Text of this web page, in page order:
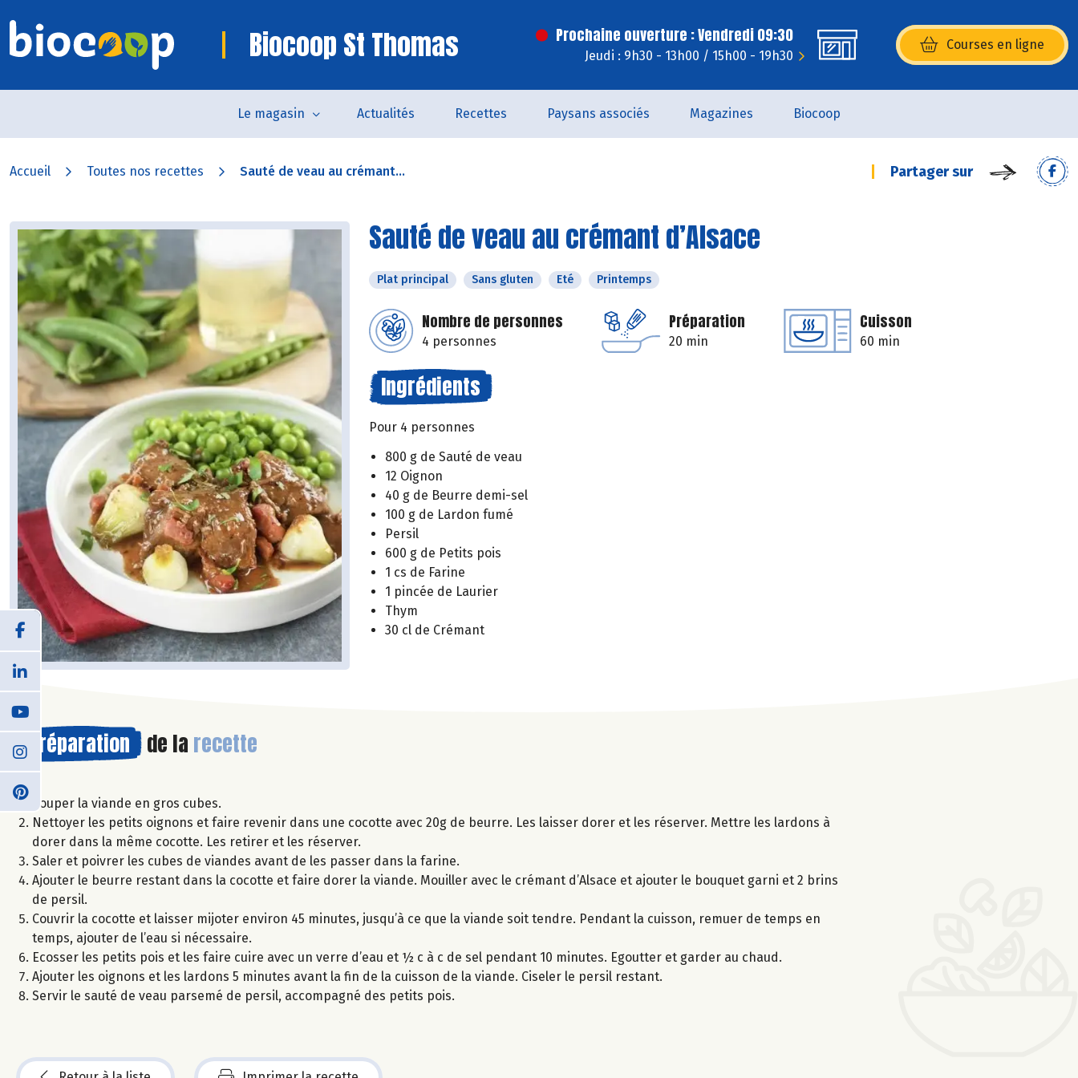
Biocoop St Thomas Prochaine ouverture : Vendredi 09:30
Jeudi : 9h30 - 13h00 / 15h00 - 19h30
Courses en ligne
(s’ouvre dans une nouvelle
Le magasin Actualités Recettes Paysans associés Magazines Biocoop
Accueil Toutes nos recettes Sauté de veau au crémant... Partager sur
Sauté de veau au crémant d’Alsace
Plat principal Sans gluten Eté Printemps
Nombre de personnes
4 personnes
Préparation
20 min
Cuisson
60 min
Ingrédients
Pour 4 personnes
800 g de Sauté de veau
12 Oignon
40 g de Beurre demi-sel
100 g de Lardon fumé
Persil
600 g de Petits pois
1 cs de Farine
1 pincée de Laurier
Thym
30 cl de Crémant
Préparation de la recette
Couper la viande en gros cubes.
Nettoyer les petits oignons et faire revenir dans une cocotte avec 20g de beurre. Les laisser dorer et les réserver. Mettre les lardons à
dorer dans la même cocotte. Les retirer et les réserver.
Saler et poivrer les cubes de viandes avant de les passer dans la farine.
Ajouter le beurre restant dans la cocotte et faire dorer la viande. Mouiller avec le crémant d’Alsace et ajouter le bouquet garni et 2 brins
de persil.
Couvrir la cocotte et laisser mijoter environ 45 minutes, jusqu’à ce que la viande soit tendre. Pendant la cuisson, remuer de temps en
temps, ajouter de l’eau si nécessaire.
Ecosser les petits pois et les faire cuire avec un verre d’eau et ½ c à c de sel pendant 10 minutes. Egoutter et garder au chaud.
Ajouter les oignons et les lardons 5 minutes avant la fin de la cuisson de la viande. Ciseler le persil restant.
Servir le sauté de veau parsemé de persil, accompagné des petits pois.